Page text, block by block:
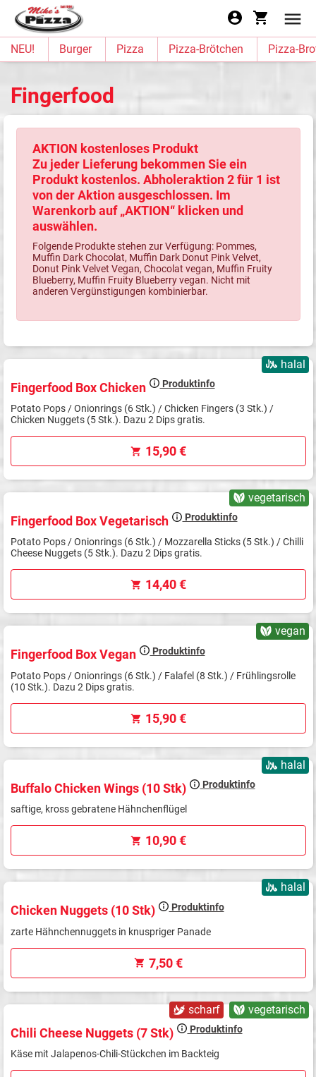
NEU! Burger Pizza Pizza-Brötchen Pizza-
Fingerfood
AKTION kostenloses Produkt
Zu jeder Lieferung bekommen Sie ein
Produkt kostenlos. Abholeraktion 2 für 1 ist
von der Aktion ausgeschlossen. Im
Warenkorb auf „AKTION“ klicken und
auswählen.
Folgende Produkte stehen zur Verfügung: Pommes,
Muffin Dark Chocolat, Muffin Dark Donut Pink Velvet,
Donut Pink Velvet Vegan, Chocolat vegan, Muffin Fruity
Blueberry, Muffin Fruity Blueberry vegan. Nicht mit
anderen Vergünstigungen kombinierbar.
halal
Fingerfood Box Chicken Produktinfo
Potato Pops / Onionrings (6 Stk.) / Chicken Fingers (3 Stk.) /
Chicken Nuggets (5 Stk.). Dazu 2 Dips gratis.
15,90 €
vegetarisch
Fingerfood Box Vegetarisch Produktinfo
Potato Pops / Onionrings (6 Stk.) / Mozzarella Sticks (5 Stk.) / Chilli
Cheese Nuggets (5 Stk.). Dazu 2 Dips gratis.
14,40 €
vegan
Fingerfood Box Vegan Produktinfo
Potato Pops / Onionrings (6 Stk.) / Falafel (8 Stk.) / Frühlingsrolle
(10 Stk.). Dazu 2 Dips gratis.
15,90 €
halal
Buffalo Chicken Wings (10 Stk) Produktinfo
saftige, kross gebratene Hähnchenflügel
10,90 €
halal
Chicken Nuggets (10 Stk) Produktinfo
zarte Hähnchennuggets in knuspriger Panade
7,50 €
scharf vegetarisch
Chili Cheese Nuggets (7 Stk) Produktinfo
Käse mit Jalapenos-Chili-Stückchen im Backteig